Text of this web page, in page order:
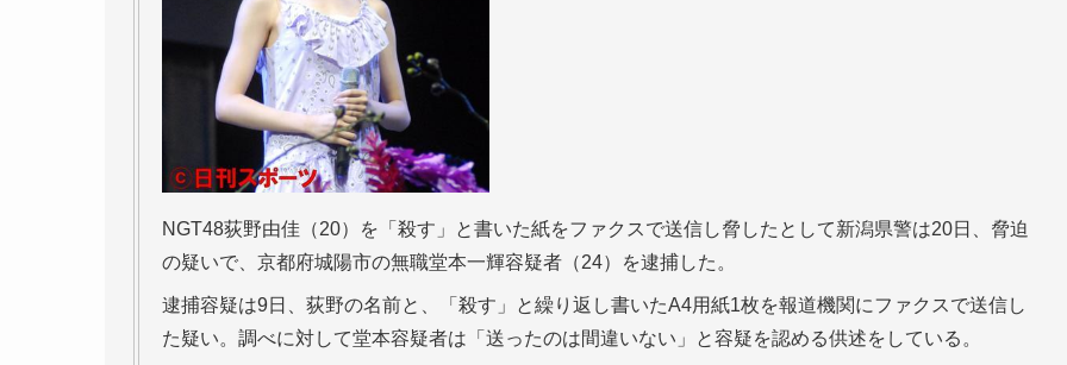
NGT48荻野由佳（20）を「殺す」と書いた紙をファクスで送信し脅したとして新潟県警は20日、脅迫
の疑いで、京都府城陽市の無職堂本一輝容疑者（24）を逮捕した。
逮捕容疑は9日、荻野の名前と、「殺す」と繰り返し書いたA4用紙1枚を報道機関にファクスで送信し
た疑い。調べに対して堂本容疑者は「送ったのは間違いない」と容疑を認める供述をしている。